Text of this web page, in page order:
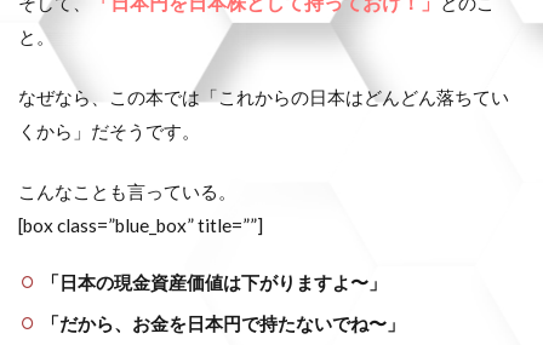
と。
なぜなら、この本では「これからの日本はどんどん落ちてい
くから」だそうです。
こんなことも言っている。
[box class=”blue_box” title=””]
「日本の現金資産価値は下がりますよ〜」
「だから、お金を日本円で持たないでね〜」